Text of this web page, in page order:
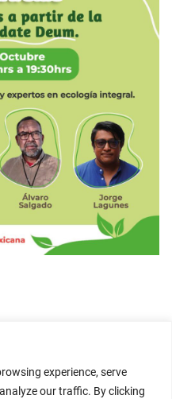
experience, serve
our traffic. By clicking
Integral Human
property of Vatican